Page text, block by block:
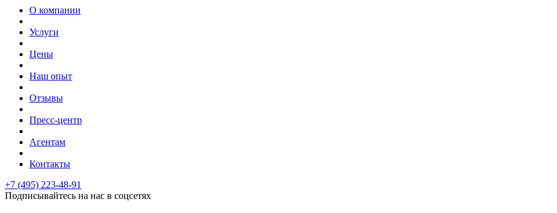
О компании
Услуги
Цены
Наш опыт
Отзывы
Пресс-центр
Агентам
Контакты
+7 (495) 223-48-91
Подписывайтесь на нас в соцсетях